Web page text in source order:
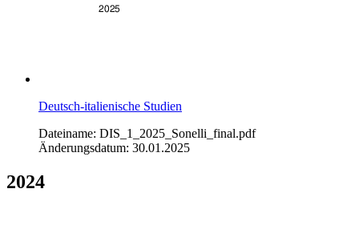
Deutsch-italienische Studien
Dateiname: DIS_1_2025_Sonelli_final.pdf
Änderungsdatum: 30.01.2025
2024